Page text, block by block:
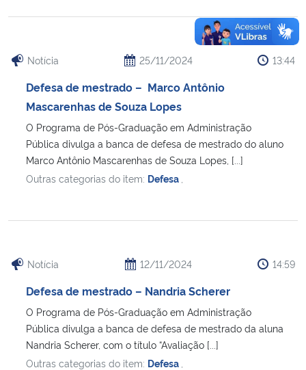
Notícia 25/11/2024 13:44
Defesa de mestrado – Marco Antônio
Mascarenhas de Souza Lopes
O Programa de Pós-Graduação em Administração
Pública divulga a banca de defesa de mestrado do aluno
Marco Antônio Mascarenhas de Souza Lopes, [...]
Outras categorias do item: Defesa
Notícia 12/11/2024 14:59
Defesa de mestrado – Nandria Scherer
O Programa de Pós-Graduação em Administração
Pública divulga a banca de defesa de mestrado da aluna
Nandria Scherer, com o título “Avaliação [...]
Outras categorias do item: Defesa